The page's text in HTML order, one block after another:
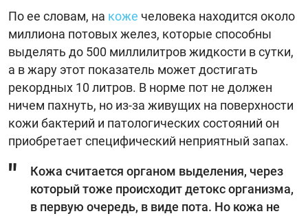
По ее словам, на коже человека находится около
миллиона потовых желез, которые способны
выделять до 500 миллилитров жидкости в сутки,
а в жару этот показатель может достигать
рекордных 10 литров. В норме пот не должен
ничем пахнуть, но из-за живущих на поверхности
кожи бактерий и патологических состояний он
приобретает специфический неприятный запах.
Кожа считается органом выделения, через
который тоже происходит детокс организма,
в первую очередь, в виде пота. Но кожа не